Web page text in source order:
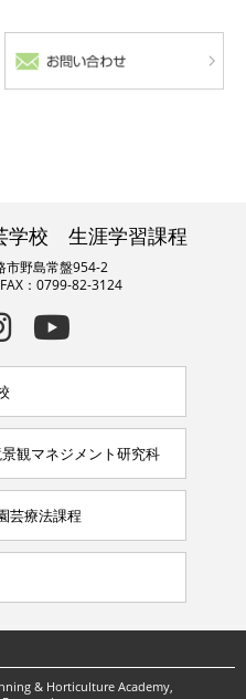
学校 生涯学習課程
市野島常盤954-2
：0799-82-3124
観マネジメント研究科
芸療法課程
& Horticulture Academy,